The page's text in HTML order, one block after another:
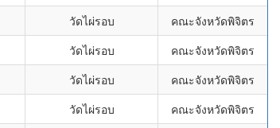
วัดไผ่รอบ
คณะจังหวัดพิจิตร
วัดไผ่รอบ
คณะจังหวัดพิจิตร
วัดไผ่รอบ
คณะจังหวัดพิจิตร
วัดไผ่รอบ คณะจังหวัดพิจิตร